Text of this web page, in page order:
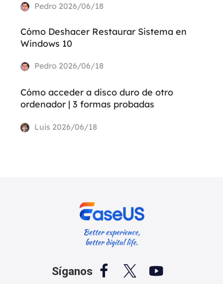
Pedro 2026/06/18
Cómo Deshacer Restaurar Sistema en
Windows 10
Pedro 2026/06/18
Cómo acceder a disco duro de otro
ordenador | 3 formas probadas
Luis 2026/06/18
Síganos   